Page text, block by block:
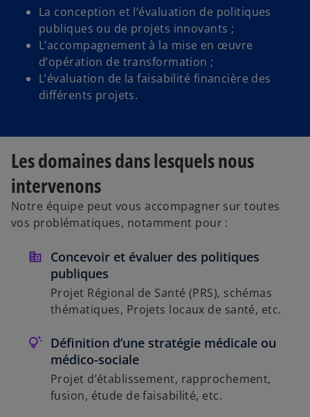
La conception et l’évaluation de politiques
publiques ou de projets innovants ;
L’accompagnement à la mise en œuvre
d’opération de transformation ;
L’évaluation de la faisabilité financière des
différents projets.
Les domaines dans lesquels nous
intervenons
Notre équipe peut vous accompagner sur toutes
vos problématiques, notamment pour :
Concevoir et évaluer des politiques
publiques
Projet Régional de Santé (PRS), schémas
thématiques, Projets locaux de santé, etc.
Définition d’une stratégie médicale ou
médico-sociale
Projet d’établissement, rapprochement,
fusion, étude de faisabilité, etc.